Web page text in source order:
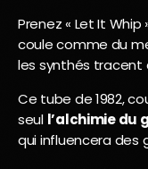
Prenez « Let It
coule comme du
les synthés tracent
Ce tube de 1982,
seul l’alchimie du
qui influencera des